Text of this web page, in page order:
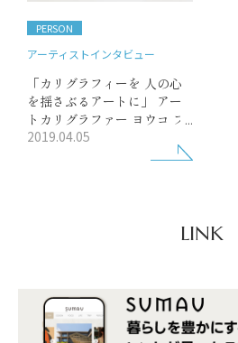
PERSON
アーティストインタビュー
「カリグラフィーを 人の心
を揺さぶるアートに」 アー
トカリグラファー ヨウコ フ
ラクチュールさん
2019.04.05
LINK